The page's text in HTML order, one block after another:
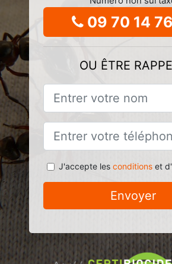
09 70 14
OU ÊTRE
J'accepte les conditionset
Envoyer